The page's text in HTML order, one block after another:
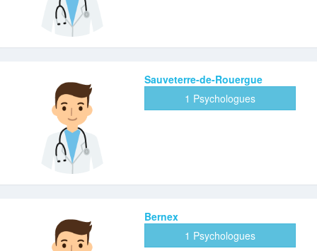
Sauveterre-de-Rouergue
1 Psychologues
Bernex
1 Psychologues